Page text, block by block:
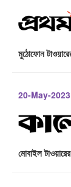
মুঠোফোন
20-May-2023
মোবাইল